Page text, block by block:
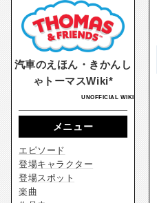
汽車のえほん・きかんし
ゃトーマスWiki*
UNOFFICIAL WIKI
メニュー
エピソード
登場キャラクター
登場スポット
楽曲